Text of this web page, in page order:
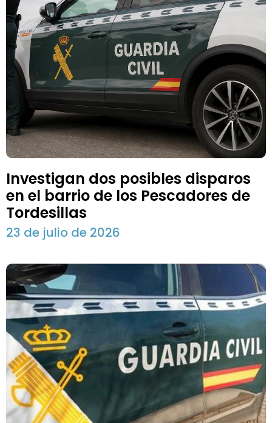
Investigan dos posibles disparos
en el barrio de los Pescadores de
Tordesillas
23 de julio de 2026